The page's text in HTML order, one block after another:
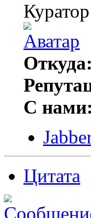
Куратор
Откуда:
С нами:
Цитата